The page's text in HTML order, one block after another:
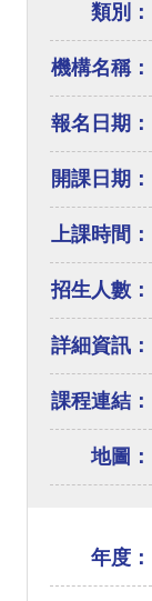
類別：
機構名稱：
報名日期：
開課日期：
上課時間：
招生人數：
詳細資訊：
課程連結：
地圖：
年度：